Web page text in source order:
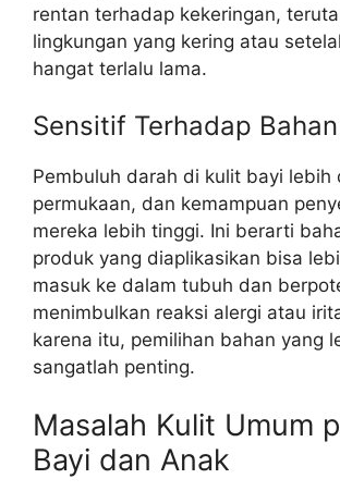
rentan terhadap kekeringan,
lingkungan yang kering atau
hangat terlalu lama.
Sensitif Terhadap
Pembuluh darah di kulit bayi lebih
permukaan, dan kemampuan
mereka lebih tinggi. Ini berarti
produk yang diaplikasikan bisa
masuk ke dalam tubuh dan
menimbulkan reaksi alergi atau
karena itu, pemilihan bahan yang
sangatlah penting.
Masalah Kulit Umum
Bayi dan Anak